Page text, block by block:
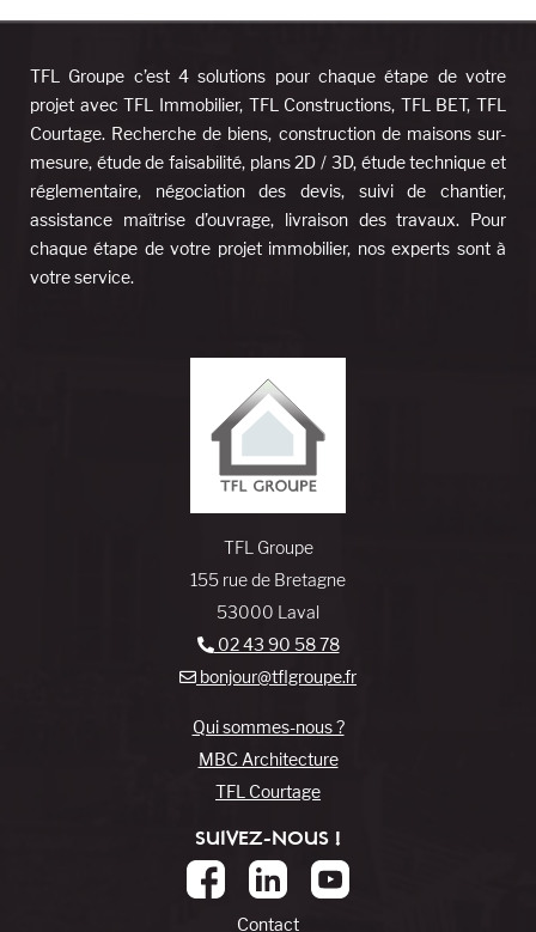
TFL Groupe c’est 4 solutions pour chaque étape de votre
projet avec TFL Immobilier, TFL Constructions, TFL BET, TFL
Courtage. Recherche de biens, construction de maisons sur-
mesure, étude de faisabilité, plans 2D / 3D, étude technique et
réglementaire, négociation des devis, suivi de chantier,
assistance maîtrise d’ouvrage, livraison des travaux. Pour
chaque étape de votre projet immobilier, nos experts sont à
votre service.
TFL Groupe
155 rue de Bretagne
53000 Laval
02 43 90 58 78
bonjour@tflgroupe.fr
Qui sommes-nous ?
MBC Architecture
TFL Courtage
SUIVEZ-NOUS !
Contact